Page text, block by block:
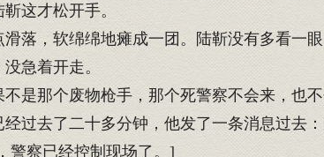
这才松开手。
落，软绵绵地瘫成一团。陆靳没有多看一眼
急着开走。
是那个废物枪手，那个死警察不会来，也不
过去了二十多分钟，他发了一条消息过去
警察已经控制现场了。]